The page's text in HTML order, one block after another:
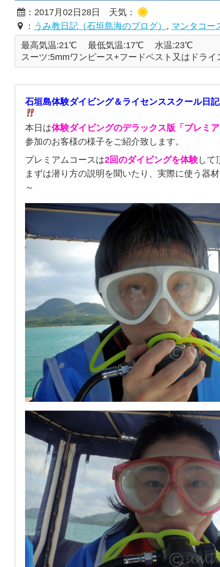
：2017月02日28日 天気：
： うみ教日記（石垣島海のブログ） , マンタコー
最高気温:21℃
最低気温:17℃
水温:23℃
スーツ:5mmワンピース+フードベスト又はドライ
石垣島体験ダイビング＆ライセンススクール日記
本日は体験ダイビングのデラックス版「プレミ
参加のお客様の様子をご紹介致します。
プレミアムコースは2回のダイビングを体験 して
まずは潜り方の説明を聞いたり、実際に使う器
～